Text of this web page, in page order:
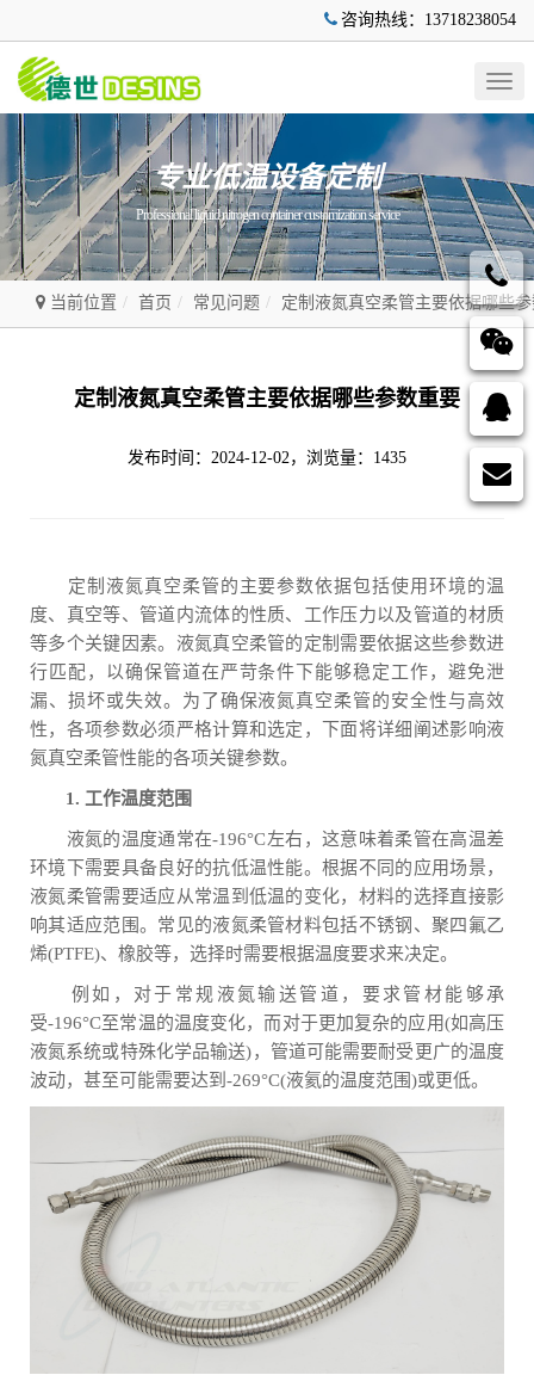
咨询热线：13718238054
专业低温设备定制
Professional liquid nitrogen container customization service
当前位置 首页 常见问题 定制液氮真空柔管主要依据哪些
定制液氮真空柔管主要依据哪些参数重要
发布时间：2024-12-02，浏览量：1435
定制液氮真空柔管的主要参数依据包括使用环境的温
度、真空等、管道内流体的性质、工作压力以及管道的材质
等多个关键因素。液氮真空柔管的定制需要依据这些参数进
行匹配，以确保管道在严苛条件下能够稳定工作，避免泄
漏、损坏或失效。为了确保液氮真空柔管的安全性与高效
性，各项参数必须严格计算和选定，下面将详细阐述影响液
氮真空柔管性能的各项关键参数。
1. 工作温度范围
液氮的温度通常在-196°C左右，这意味着柔管在高温差
环境下需要具备良好的抗低温性能。根据不同的应用场景，
液氮柔管需要适应从常温到低温的变化，材料的选择直接影
响其适应范围。常见的液氮柔管材料包括不锈钢、聚四氟乙
烯(PTFE)、橡胶等，选择时需要根据温度要求来决定。
例如，对于常规液氮输送管道，要求管材能够承
受-196°C至常温的温度变化，而对于更加复杂的应用(如高压
液氮系统或特殊化学品输送)，管道可能需要耐受更广的温度
波动，甚至可能需要达到-269°C(液氦的温度范围)或更低。